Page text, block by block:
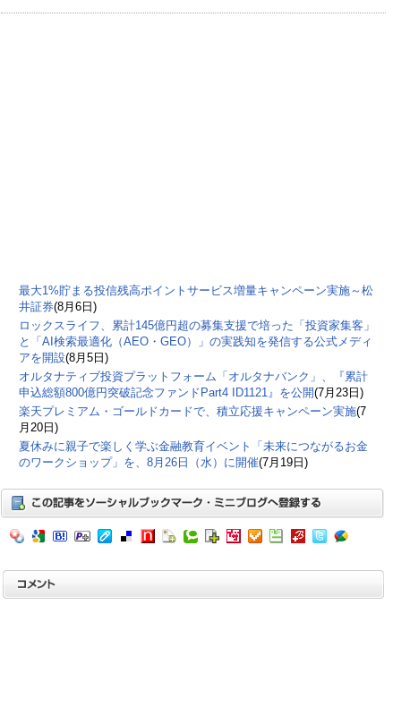
最大1%貯まる投信残高ポイントサービス増量キャンペーン実施～松
井証券(8月6日)
ロックスライフ、累計145億円超の募集支援で培った「投資家集客」
と「AI検索最適化（AEO・GEO）」の実践知を発信する公式メディ
アを開設(8月5日)
オルタナティブ投資プラットフォーム「オルタナバンク」、『累計
申込総額800億円突破記念ファンドPart4 ID1121』を公開(7月23日)
楽天プレミアム・ゴールドカードで、積立応援キャンペーン実施(7
月20日)
夏休みに親子で楽しく学ぶ金融教育イベント「未来につながるお金
のワークショップ」を、8月26日（水）に開催(7月19日)